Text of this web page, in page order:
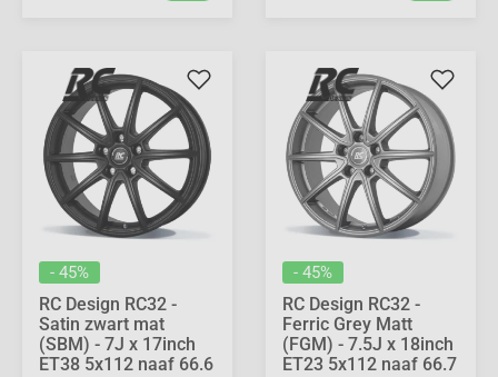
- 45%
RC Design RC32 -
Satin zwart mat
(SBM) - 7J x 17inch
ET38 5x112 naaf 66.6
- 45%
RC Design RC32 -
Ferric Grey Matt
(FGM) - 7.5J x 18inch
ET23 5x112 naaf 66.7